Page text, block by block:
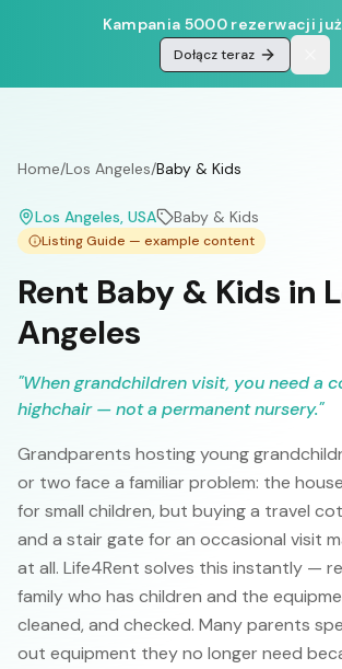
Kampania 5000 rezerwacji
Dołącz teraz
Home/Los Angeles/Baby & Kids
Los Angeles, USA Baby & Kids
Listing Guide — example content
Rent Baby & Kids in
Angeles
"When grandchildren visit, you need a
highchair — not a permanent nursery."
Grandparents hosting young
or two face a familiar problem: the
for small children, but buying a travel
and a stair gate for an occasional visit
at all. Life4Rent solves this instantly —
family who has children and the
cleaned, and checked. Many parents
out equipment they no longer need